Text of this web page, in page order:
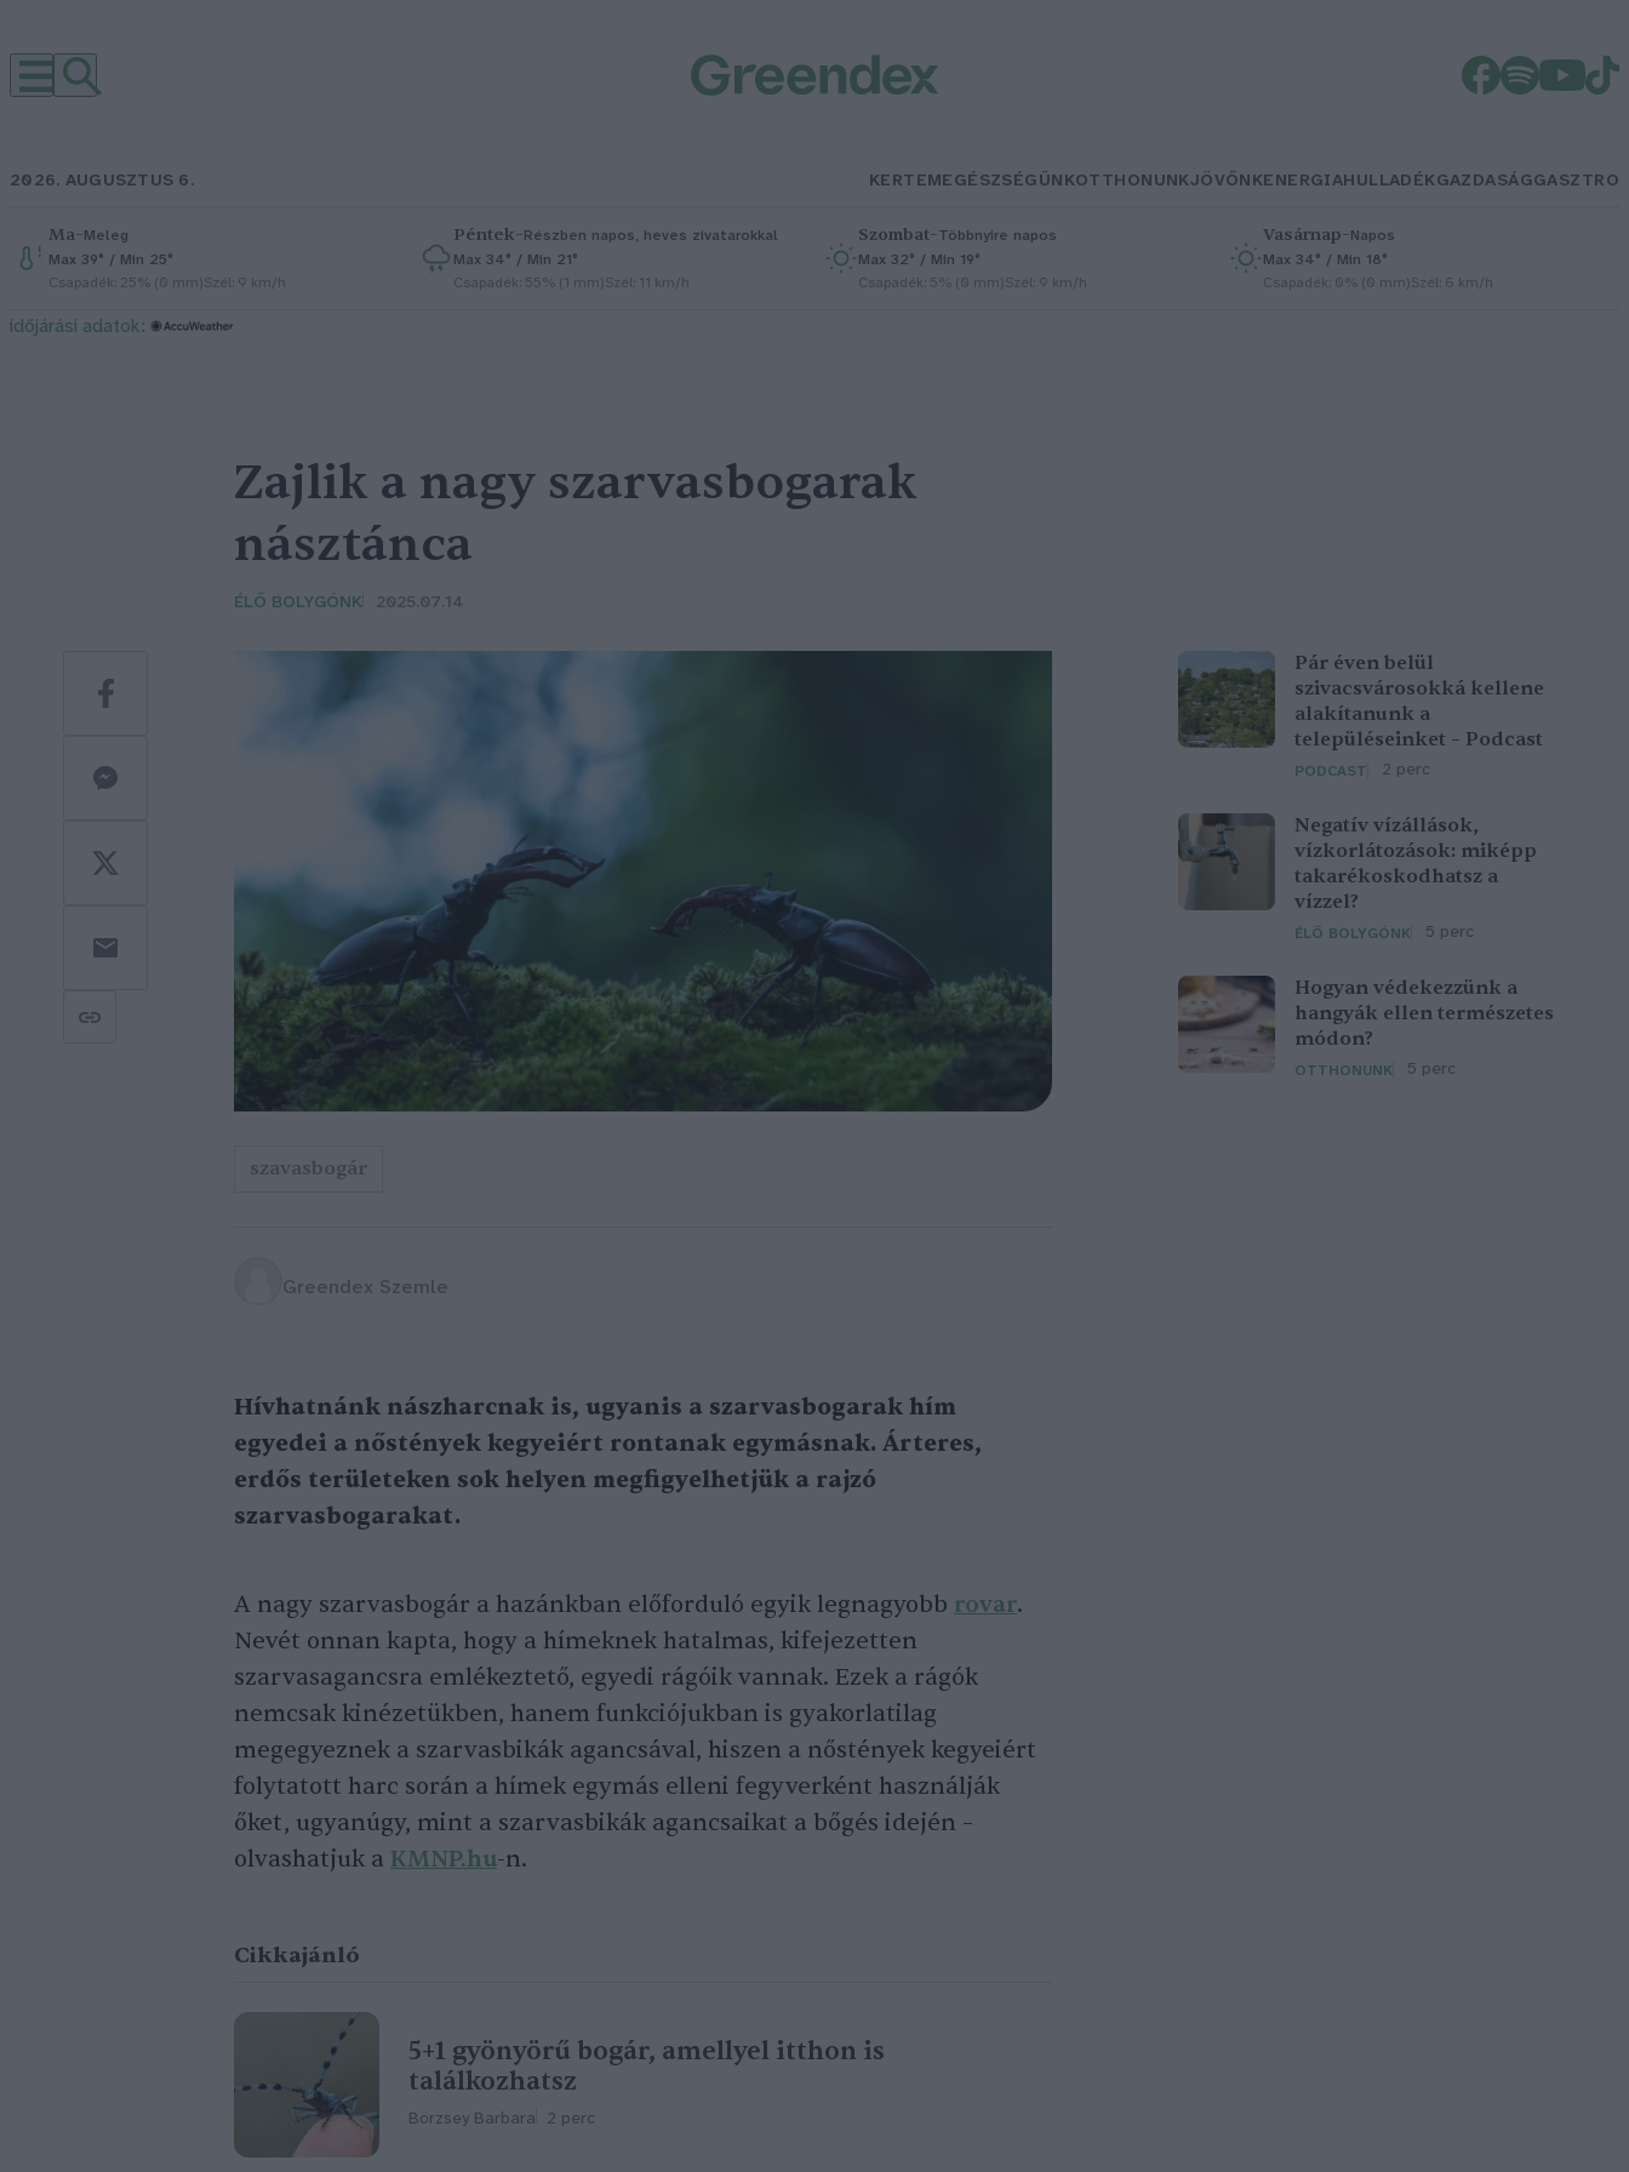
2026. AUGUSZTUS 6. KERTEMEGÉSZSÉGÜNKOTTHONUNKJÖVŐNKENERGIAHULLADÉKGAZDASÁGGASZTRO
Ma–Meleg
Max 39° / Min 25°
Csapadék: 25% (0 mm)Szél: 9 km/h
Péntek–Részben napos, heves zivatarokkal
Max 34° / Min 21°
Csapadék: 55% (1 mm)Szél: 11 km/h
Szombat–Többnyire napos
Max 32° / Min 19°
Csapadék: 5% (0 mm)Szél: 9 km/h
Vasárnap–Napos
Max 34° / Min 18°
Csapadék: 0% (0 mm)Szél: 6 km/h
időjárási adatok:
Pár éven belül
szivacsvárosokká kellene
alakítanunk a
településeinket – Podcast
PODCAST 2 perc
Negatív vízállások,
vízkorlátozások: miképp
takarékoskodhatsz a
vízzel?
ÉLŐ BOLYGÓNK 5 perc
Hogyan védekezzünk a
hangyák ellen természetes
módon?
OTTHONUNK 5 perc
Zajlik a nagy szarvasbogarak
násztánca
ÉLŐ BOLYGÓNK 2025.07.14
szavasbogár
Greendex Szemle
Hívhatnánk nászharcnak is, ugyanis a szarvasbogarak hím
egyedei a nőstények kegyeiért rontanak egymásnak. Árteres,
erdős területeken sok helyen megfigyelhetjük a rajzó
szarvasbogarakat.
A nagy szarvasbogár a hazánkban előforduló egyik legnagyobb rovar.
Nevét onnan kapta, hogy a hímeknek hatalmas, kifejezetten
szarvasagancsra emlékeztető, egyedi rágóik vannak. Ezek a rágók
nemcsak kinézetükben, hanem funkciójukban is gyakorlatilag
megegyeznek a szarvasbikák agancsával, hiszen a nőstények kegyeiért
folytatott harc során a hímek egymás elleni fegyverként használják
őket, ugyanúgy, mint a szarvasbikák agancsaikat a bőgés idején –
olvashatjuk a KMNP.hu-n.
Cikkajánló
5+1 gyönyörű bogár, amellyel itthon is
találkozhatsz
Börzsey Barbara 2 perc